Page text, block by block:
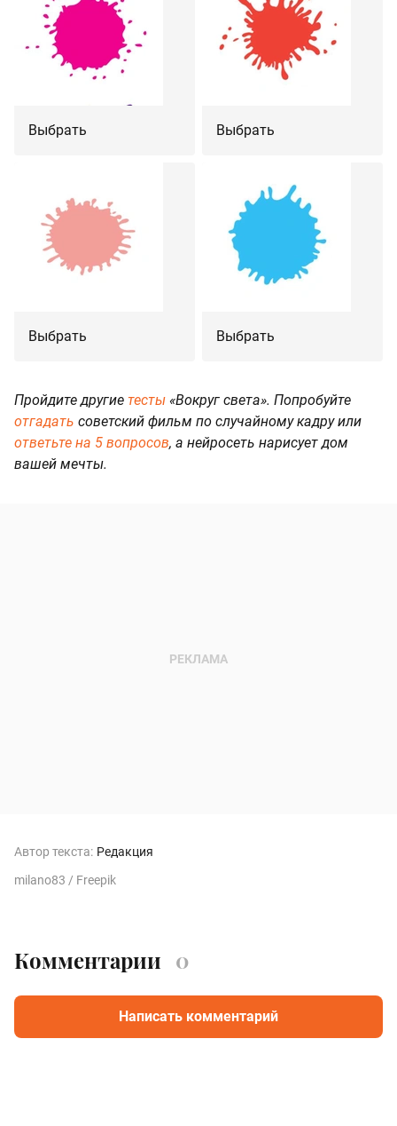
Выбрать Выбрать
Выбрать Выбрать
Пройдите другие тесты «Вокруг света». Попробуйте
отгадать советский фильм по случайному кадру или
ответьте на 5 вопросов, а нейросеть нарисует дом
вашей мечты.
Автор текста: Редакция
milano83 / Freepik
Комментарии 0
Написать комментарий